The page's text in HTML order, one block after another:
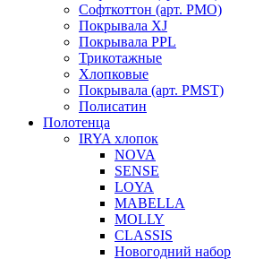
Софткоттон (арт. PMO)
Покрывала XJ
Покрывала PPL
Трикотажные
Хлопковые
Покрывала (арт. PMST)
Полисатин
Полотенца
IRYA хлопок
NOVA
SENSE
LOYA
MABELLA
MOLLY
CLASSIS
Новогодний набор